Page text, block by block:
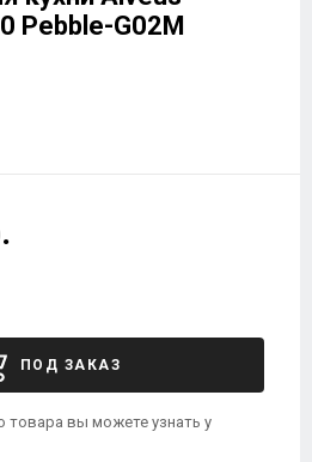
Pebble-G02M
ПОД ЗАКАЗ
товара вы можете узнать у